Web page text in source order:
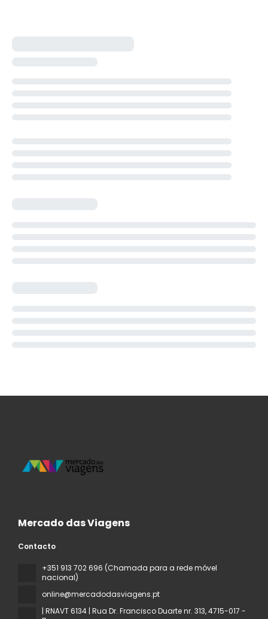
Mercado das Viagens
Contacto
+351 913 702 696 (Chamada para a rede móvel
nacional)
online@mercadodasviagens.pt
| RNAVT 6134 | Rua Dr. Francisco Duarte nr. 313, 4715-017 -